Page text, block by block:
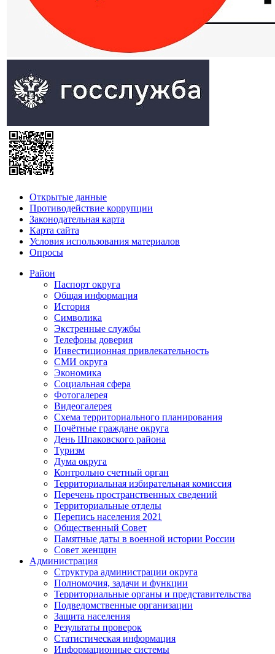
Открытые данные
Противодействие коррупции
Законодательная карта
Карта сайта
Условия использования материалов
Опросы
Район
Паспорт округа
Общая информация
История
Символика
Экстренные службы
Телефоны доверия
Инвестиционная привлекательность
СМИ округа
Экономика
Социальная сфера
Фотогалерея
Видеогалерея
Схема территориального планирования
Почётные граждане округа
День Шпаковского района
Туризм
Дума округа
Контрольно счетный орган
Территориальная избирательная комиссия
Перечень пространственных сведений
Территориальные отделы
Перепись населения 2021
Общественный Совет
Памятные даты в военной истории России
Совет женщин
Администрация
Структура администрации округа
Полномочия, задачи и функции
Территориальные органы и представительства
Подведомственные организации
Защита населения
Результаты проверок
Статистическая информация
Информационные системы